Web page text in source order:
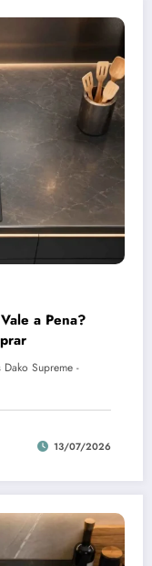
a Pena?
Supreme -
13/07/2026